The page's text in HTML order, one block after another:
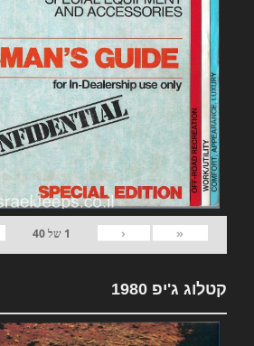
«
‹
1 של40
קטלוג ג'יפ 1980